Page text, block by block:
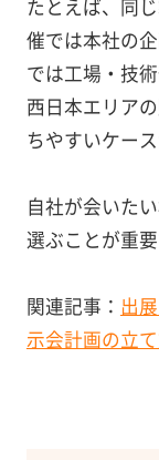
たとえば、同
催では本社の
では工場・技
西日本エリア
ちやすいケース
自社が会いた
選ぶことが重要
関連記事： 出
示会計画の立